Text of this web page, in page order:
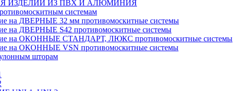
ИЗДЕЛИЙ ИЗ ПВХ И АЛЮМИНИЯ
системам
на ДВЕРНЫЕ 32 мм противомоскитные системы
на ДВЕРНЫЕ S42 противомоскитные системы
на ОКОННЫЕ СТАНДАРТ, ЛЮКС противомоскитные системы
на ОКОННЫЕ VSN противомоскитные системы
шторам